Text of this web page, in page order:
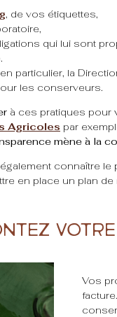
, de vos étiquettes,
qui lui sont
particulier, la
les conserveurs.
à ces pratiques pour
Agricoles par
mène à la
connaître
en place un plan
Vos